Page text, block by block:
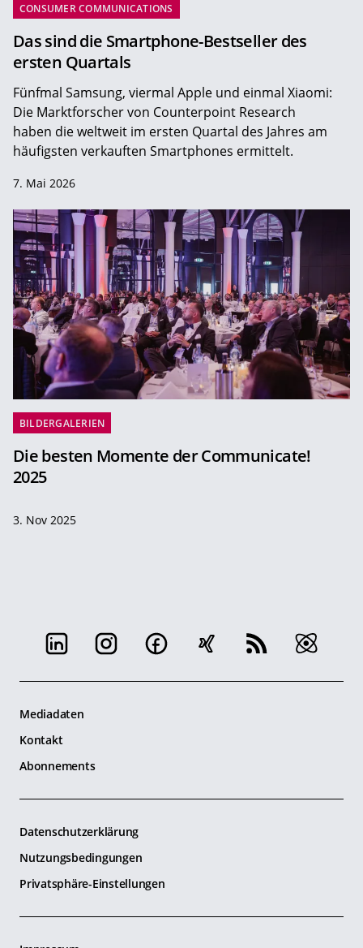
CONSUMER COMMUNICATIONS
Das sind die Smartphone-Bestseller des
ersten Quartals
Fünfmal Samsung, viermal Apple und einmal Xiaomi:
Die Marktforscher von Counterpoint Research
haben die weltweit im ersten Quartal des Jahres am
häufigsten verkauften Smartphones ermittelt.
7. Mai 2026
BILDERGALERIEN
Die besten Momente der Communicate!
2025
3. Nov 2025
Mediadaten
Kontakt
Abonnements
Datenschutzerklärung
Nutzungsbedingungen
Privatsphäre-Einstellungen